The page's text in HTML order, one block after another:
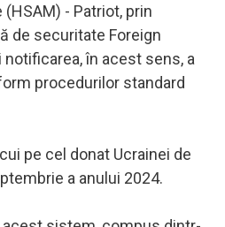
- Patriot, prin
de securitate Foreign
notificarea, în acest sens, a
procedurilor standard
pe cel donat Ucrainei de
a anului 2024.